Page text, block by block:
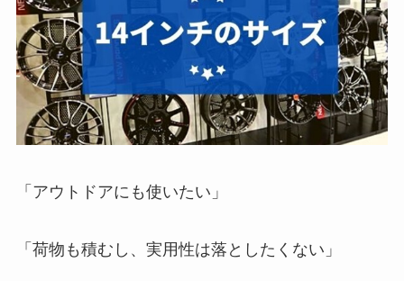
「アウトドアにも使いたい」
「荷物も積むし、実用性は落としたくない」